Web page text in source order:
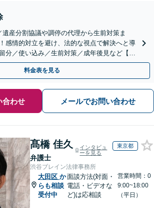
産分割協議や調停の代理から生前対策ま
感情的対立を避け、法的な視点で解決へと導
分／使い込み／生前対策／成年後見など【W
料金表を見る
合わせ メールでお問い合わせ
髙橋 佳久
弁護士
インタビュ
ーを見る
東京都
渋谷ブレイン法律事務所
大田区 か
らも相談
受付中
面談方法(対面・
電話・ビデオな
ど)は応相談
営業時間：0
9:00~18:00
（平日）